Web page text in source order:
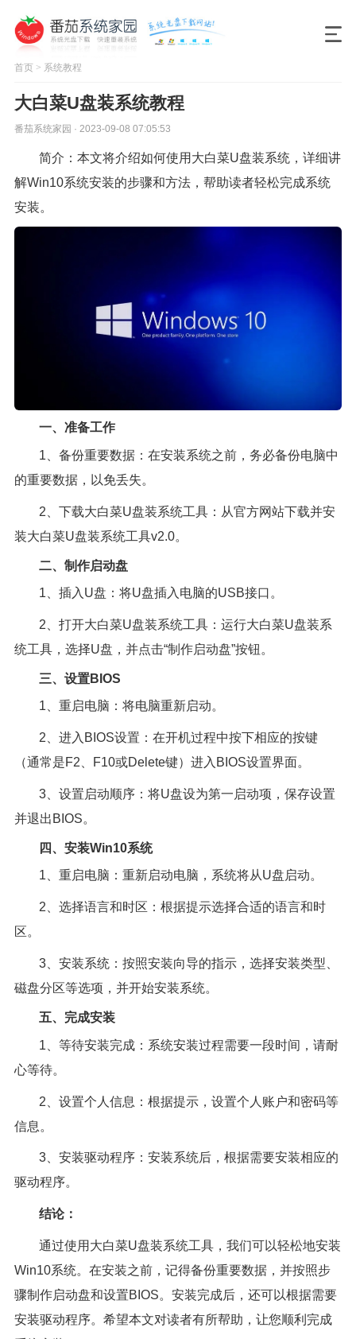
首页> 系统教程
大白菜U盘装系统教程
番茄系统家园 · 2023-09-08 07:05:53
简介：本文将介绍如何使用大白菜U盘装系统，详细讲
解Win10系统安装的步骤和方法，帮助读者轻松完成系统
安装。
一、准备工作
1、备份重要数据：在安装系统之前，务必备份电脑中
的重要数据，以免丢失。
2、下载大白菜U盘装系统工具：从官方网站下载并安
装大白菜U盘装系统工具v2.0。
二、制作启动盘
1、插入U盘：将U盘插入电脑的USB接口。
2、打开大白菜U盘装系统工具：运行大白菜U盘装系
统工具，选择U盘，并点击“制作启动盘”按钮。
三、设置BIOS
1、重启电脑：将电脑重新启动。
2、进入BIOS设置：在开机过程中按下相应的按键
（通常是F2、F10或Delete键）进入BIOS设置界面。
3、设置启动顺序：将U盘设为第一启动项，保存设置
并退出BIOS。
四、安装Win10系统
1、重启电脑：重新启动电脑，系统将从U盘启动。
2、选择语言和时区：根据提示选择合适的语言和时
区。
3、安装系统：按照安装向导的指示，选择安装类型、
磁盘分区等选项，并开始安装系统。
五、完成安装
1、等待安装完成：系统安装过程需要一段时间，请耐
心等待。
2、设置个人信息：根据提示，设置个人账户和密码等
信息。
3、安装驱动程序：安装系统后，根据需要安装相应的
驱动程序。
结论：
通过使用大白菜U盘装系统工具，我们可以轻松地安装
Win10系统。在安装之前，记得备份重要数据，并按照步
骤制作启动盘和设置BIOS。安装完成后，还可以根据需要
安装驱动程序。希望本文对读者有所帮助，让您顺利完成